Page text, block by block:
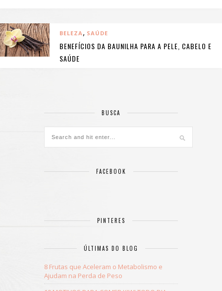
BELEZA, SAÚDE
BENEFÍCIOS DA BAUNILHA PARA A PELE, CABELO E
SAÚDE
BUSCA
FACEBOOK
PINTERES
ÚLTIMAS DO BLOG
8 Frutas que Aceleram o Metabolismo e
Ajudam na Perda de Peso